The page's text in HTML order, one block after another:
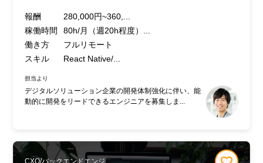
報酬
280,000円~360,...
稼働時間
80h/月（週20h程度）...
働き方
フルリモート
スキル
React Native/...
担当より
デジタルソリューション企業の開発体制強化に伴い、能
動的に開発をリードできるエンジニアを募集しま...
CXO/バックエンドエンジ...